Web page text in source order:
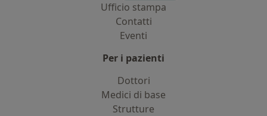
Ufficio stampa
Contatti
Eventi
Per i pazienti
Dottori
Medici di base
Strutture